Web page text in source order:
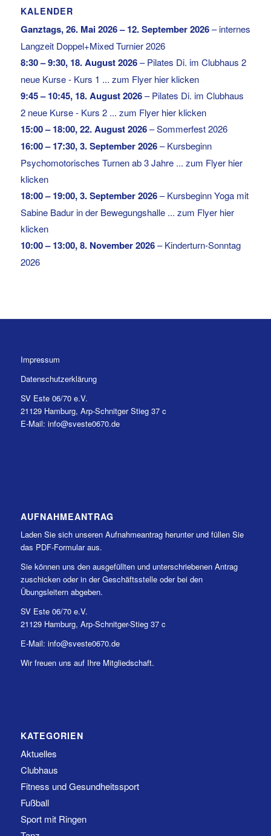
KALENDER
Ganztags,26. Mai 2026– 12. September 2026–internes
Langzeit Doppel+Mixed Turnier 2026
8:30– 9:30, 18. August 2026–Pilates Di. im Clubhaus 2
neue Kurse - Kurs 1 ... zum Flyer hier klicken
9:45– 10:45, 18. August 2026–Pilates Di. im Clubhaus
2 neue Kurse - Kurs 2 ... zum Flyer hier klicken
15:00– 18:00,22. August 2026–Sommerfest 2026
16:00– 17:30,3. September 2026–Kursbeginn
Psychomotorisches Turnen ab 3 Jahre ... zum Flyer hier
klicken
18:00– 19:00,3. September 2026–Kursbeginn Yoga mit
Sabine Badur in der Bewegungshalle ... zum Flyer hier
klicken
10:00– 13:00,8. November 2026–Kinderturn-Sonntag
2026
Impressum
Datenschutzerklärung
SV Este 06/70 e.V.
21129 Hamburg, Arp-Schnitger Stieg 37 c
E-Mail: info@sveste0670.de
AUFNAHMEANTRAG
Laden Sie sich unseren Aufnahmeantrag herunter und füllen Sie
das PDF-Formular aus.
Sie können uns den ausgefüllten und unterschriebenen Antrag
zuschicken oder in der Geschäftsstelle oder bei den
Übungsleitern abgeben.
SV Este 06/70 e.V.
21129 Hamburg, Arp-Schnitger-Stieg 37 c
E-Mail: info@sveste0670.de
Wir freuen uns auf Ihre Mitgliedschaft.
KATEGORIEN
Aktuelles
Clubhaus
Fitness und Gesundheitssport
Fußball
Sport mit Ringen